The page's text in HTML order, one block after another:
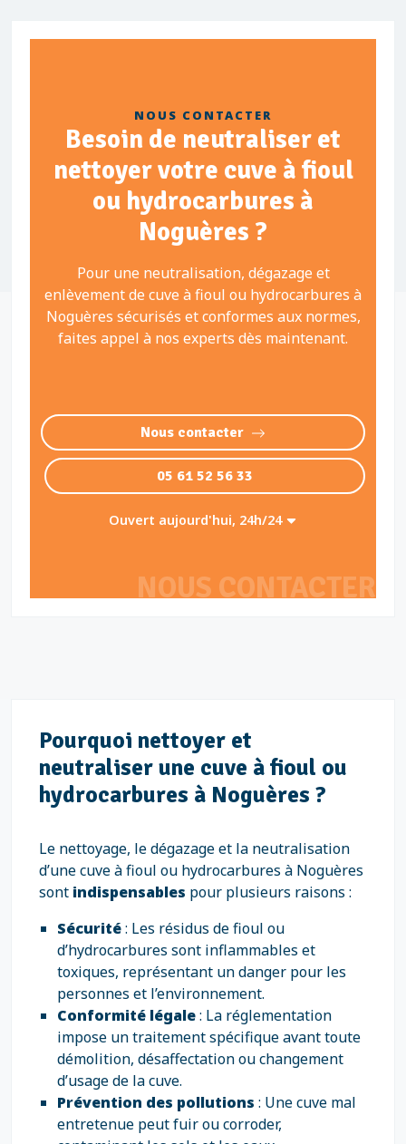
NOUS CONTACTER
NOUS CONTACTER
Besoin de neutraliser et
nettoyer votre cuve à fioul
ou hydrocarbures à
Noguères ?
Pour une neutralisation, dégazage et
enlèvement de cuve à fioul ou hydrocarbures à
Noguères sécurisés et conformes aux normes,
faites appel à nos experts dès maintenant.
Nous contacter
05 61 52 56 33
Ouvert aujourd'hui, 24h/24
Pourquoi nettoyer et
neutraliser une cuve à fioul ou
hydrocarbures à Noguères ?
Le nettoyage, le dégazage et la neutralisation
d’une cuve à fioul ou hydrocarbures à Noguères
sont indispensables pour plusieurs raisons :
Sécurité: Les résidus de fioul ou
d’hydrocarbures sont inflammables et
toxiques, représentant un danger pour les
personnes et l’environnement.
Conformité légale: La réglementation
impose un traitement spécifique avant toute
démolition, désaffectation ou changement
d’usage de la cuve.
Prévention des pollutions : Une cuve mal
entretenue peut fuir ou corroder,